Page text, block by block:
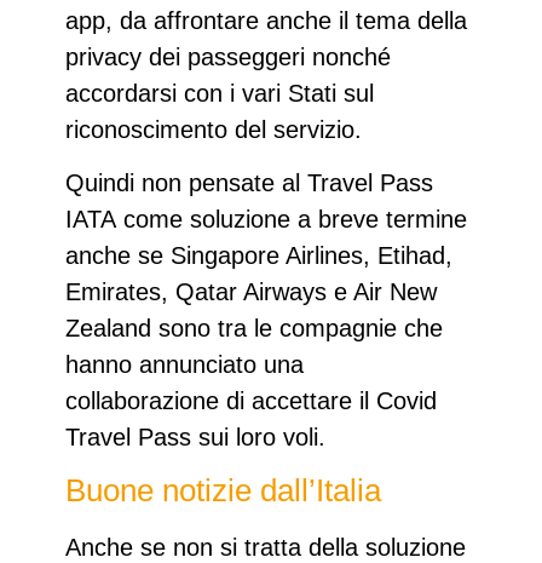
app, da affrontare anche il tema della
privacy dei passeggeri nonché
accordarsi con i vari Stati sul
riconoscimento del servizio.
Quindi non pensate al Travel Pass
IATA come soluzione a breve termine
anche se Singapore Airlines, Etihad,
Emirates, Qatar Airways e Air New
Zealand sono tra le compagnie che
hanno annunciato una
collaborazione di accettare il Covid
Travel Pass sui loro voli.
Buone notizie dall’Italia
Anche se non si tratta della soluzione